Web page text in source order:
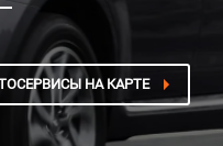
НА КАРТЕ